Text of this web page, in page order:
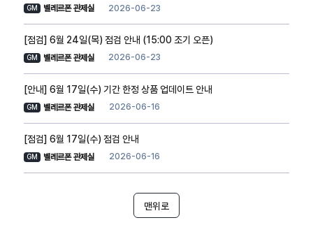
GM 벨레르폰 관제실 2026-06-23
[점검] 6월 24일(목) 점검 안내 (15:00 조기 오픈)
GM 벨레르폰 관제실 2026-06-23
[안내] 6월 17일(수) 기간 한정 상품 업데이트 안내
GM 벨레르폰 관제실 2026-06-16
[점검] 6월 17일(수) 점검 안내
GM 벨레르폰 관제실 2026-06-16
맨위로